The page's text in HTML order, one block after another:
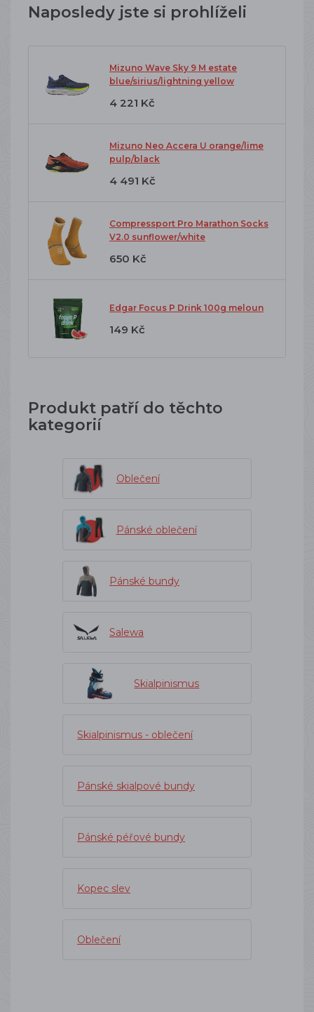
Naposledy jste si prohlíželi
Mizuno Wave Sky 9 M estate
blue/sirius/lightning yellow
4 221 Kč
Mizuno Neo Accera U orange/lime
pulp/black
4 491 Kč
Compressport Pro Marathon Socks
V2.0 sunflower/white
650 Kč
Edgar Focus P Drink 100g meloun
149 Kč
Produkt patří do těchto
kategorií
Oblečení
Pánské oblečení
Pánské bundy
Salewa
Skialpinismus
Skialpinismus - oblečení
Pánské skialpové bundy
Pánské péřové bundy
Kopec slev
Oblečení